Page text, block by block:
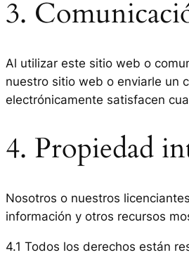
3.
Al utilizar este sitio web o
nuestro sitio web o enviarle un
electrónicamente satisfacen
4. Propiedad
Nosotros o nuestros
información y otros recursos
4.1 Todos los derechos están